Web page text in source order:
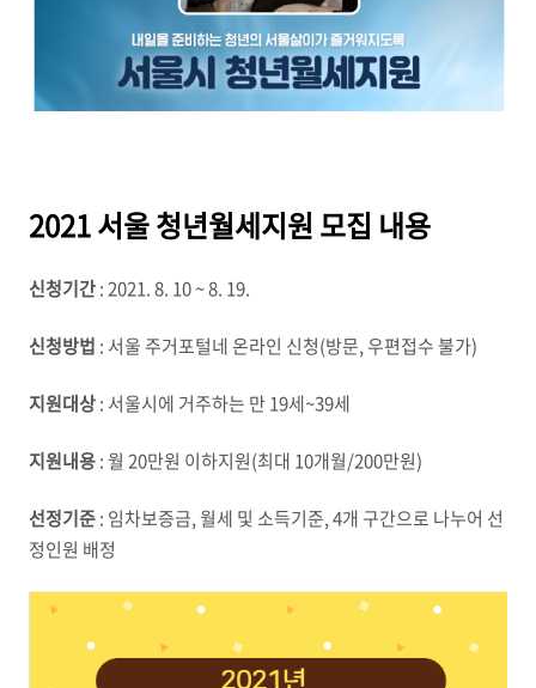
2021 서울 청년월세지원 모집 내용
신청기간: 2021. 8. 10 ~ 8. 19.
신청방법 : 서울 주거포털네 온라인 신청(방문, 우편접수 불가)
지원대상: 서울시에 거주하는 만 19세~39세
지원내용: 월 20만원 이하지원(최대 10개월/200만원)
선정기준: 임차보증금, 월세 및 소득기준, 4개 구간으로 나누어 선
정인원 배정